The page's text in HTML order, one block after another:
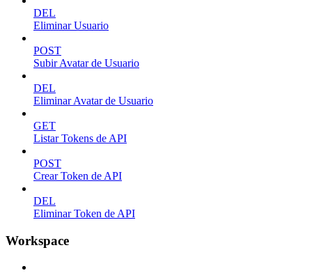
DEL
Eliminar Usuario
POST
Subir Avatar de Usuario
DEL
Eliminar Avatar de Usuario
GET
Listar Tokens de API
POST
Crear Token de API
DEL
Eliminar Token de API
Workspace